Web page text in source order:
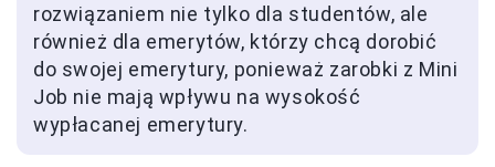
rozwiązaniem nie tylko dla studentów, ale
również dla emerytów, którzy chcą dorobić
do swojej emerytury, ponieważ zarobki z Mini
Job nie mają wpływu na wysokość
wypłacanej emerytury.